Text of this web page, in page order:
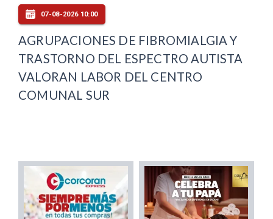
07-08-2026 10:00
AGRUPACIONES DE FIBROMIALGIA Y
TRASTORNO DEL ESPECTRO AUTISTA
VALORAN LABOR DEL CENTRO
COMUNAL SUR